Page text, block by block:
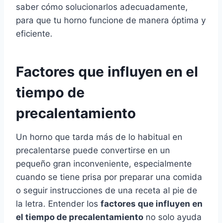
saber cómo solucionarlos adecuadamente,
para que tu horno funcione de manera óptima y
eficiente.
Factores que influyen en el
tiempo de
precalentamiento
Un horno que tarda más de lo habitual en
precalentarse puede convertirse en un
pequeño gran inconveniente, especialmente
cuando se tiene prisa por preparar una comida
o seguir instrucciones de una receta al pie de
la letra. Entender los factores que influyen en
el tiempo de precalentamiento no solo ayuda